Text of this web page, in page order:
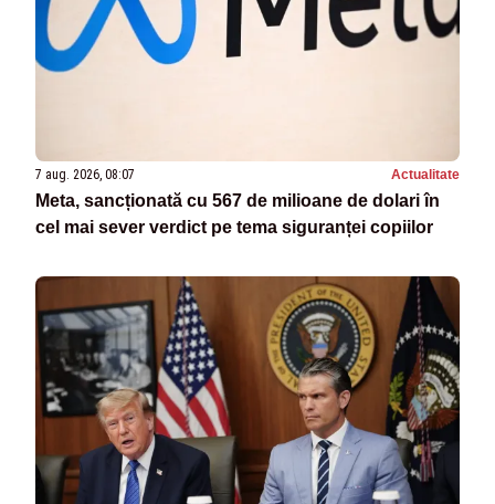
7 aug. 2026, 08:07 Actualitate
Meta, sancționată cu 567 de milioane de dolari în
cel mai sever verdict pe tema siguranței copiilor